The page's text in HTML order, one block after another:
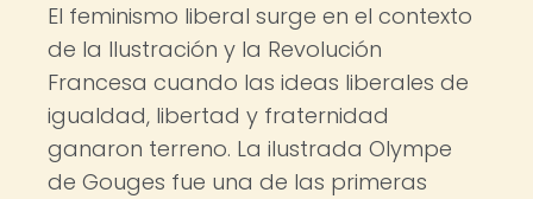
El feminismo liberal surge en el contexto
de la Ilustración y la Revolución
Francesa cuando las ideas liberales de
igualdad, libertad y fraternidad
ganaron terreno. La ilustrada Olympe
de Gouges fue una de las primeras